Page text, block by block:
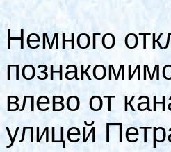
Немного
влево от
улицей